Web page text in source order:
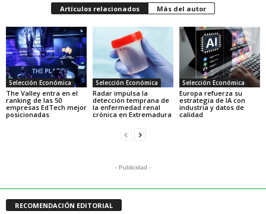
Artículos relacionados Más del autor
Selección Económica
The Valley entra en el
ranking de las 50
empresas EdTech mejor
posicionadas
Selección Económica
Radar impulsa la
detección temprana de
la enfermedad renal
crónica en Extremadura
Selección Económica
Europa refuerza su
estrategia de IA con
industria y datos de
calidad
- Publicidad -
RECOMENDACIÓN EDITORIAL